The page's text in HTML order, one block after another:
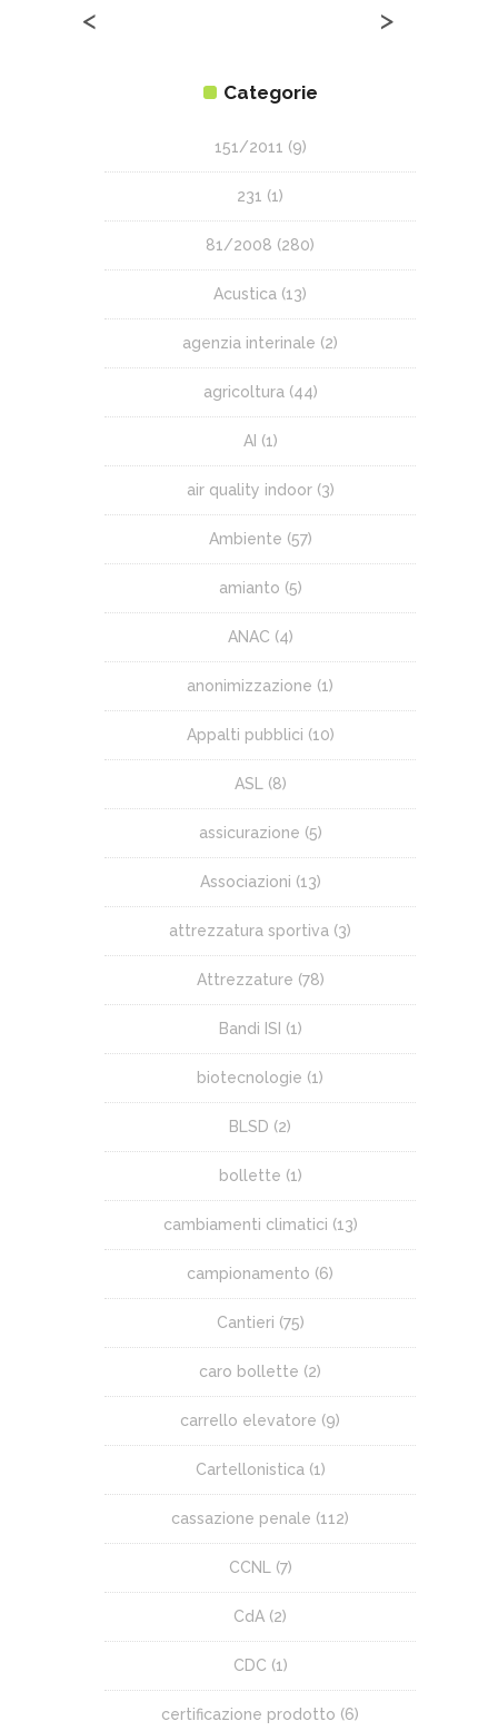
< >
Categorie
151/2011 (9)
231 (1)
81/2008 (280)
Acustica (13)
agenzia interinale (2)
agricoltura (44)
AI (1)
air quality indoor(3)
Ambiente (57)
amianto (5)
ANAC (4)
anonimizzazione (1)
Appalti pubblici (10)
ASL (8)
assicurazione (5)
Associazioni (13)
attrezzatura sportiva (3)
Attrezzature (78)
Bandi ISI (1)
biotecnologie (1)
BLSD (2)
bollette (1)
cambiamenti climatici (13)
campionamento (6)
Cantieri (75)
caro bollette (2)
carrello elevatore (9)
Cartellonistica (1)
cassazione penale (112)
CCNL (7)
CdA (2)
CDC (1)
certificazione prodotto (6)